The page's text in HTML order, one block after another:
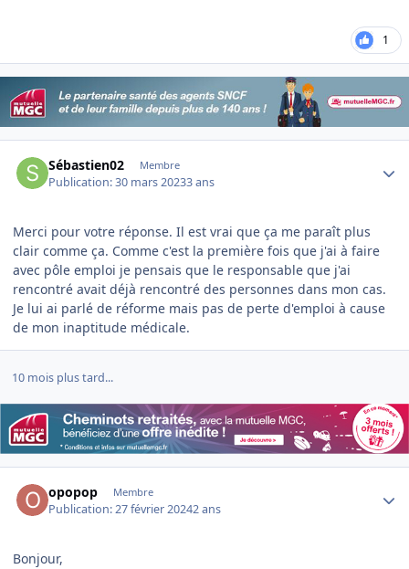
1
Sébastien02 Membre
Publication:30 mars 20233 ans
Merci pour votre réponse. Il est vrai que ça me paraît plus
clair comme ça. Comme c'est la première fois que j'ai à faire
avec pôle emploi je pensais que le responsable que j'ai
rencontré avait déjà rencontré des personnes dans mon cas.
Je lui ai parlé de réforme mais pas de perte d'emploi à cause
de mon inaptitude médicale.
10 mois plus tard...
opopop Membre
Publication:27 février 20242 ans
Bonjour,